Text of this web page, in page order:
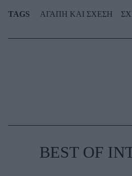
TAGS ΑΓΑΠΗ ΚΑΙ ΣΧΕΣΗ
BEST OF